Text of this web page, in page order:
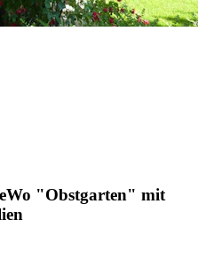
"Obstgarten" mit